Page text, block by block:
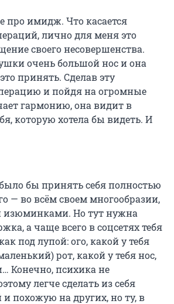
про имидж. Что касается
лично для меня это
своего несовершенства.
очень большой нос и она
принять. Сделав эту
и пойдя на огромные
гармонию, она видит в
которую хотела бы видеть. И
бы принять себя полностью
— во всём своем многообразии,
изюминками. Но тут нужна
а чаще всего в соцсетях тебя
под лупой: ого, какой у тебя
рот, какой у тебя нос,
Конечно, психика не
легче сделать из себя
и похожую на других, но ту, в